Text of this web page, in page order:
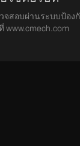
จสอบผ่านระบบป้อง
www.cmech.com